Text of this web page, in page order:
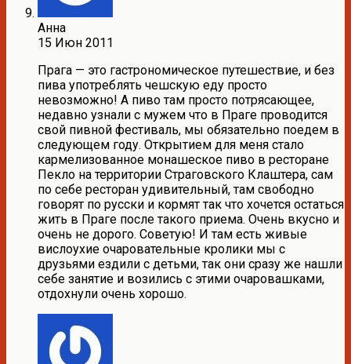
Анна
15 Июн 2011
Прага — это гастрономическое путешествие, и без
пива употреблять чешскую еду просто
невозможно! А пиво там просто потрясающее,
недавно узнали с мужем что в Праге проводится
свой пивной фестиваль, мы обязательно поедем в
следующем году. Открытием для меня стало
кармелизованное монашеское пиво в ресторане
Пекло на территории Страговского Клаштера, сам
по себе ресторан удивительный, там свободно
говорят по русски и кормят так что хочется остаться
жить в Праге после такого приема. Очень вкусно и
очень не дорого. Советую! И там есть живые
вислоухие очаровательные кролики мы с
друзьями ездили с детьми, так они сразу же нашли
себе занятие и возились с этими очаровашками,
отдохнули очень хорошо.